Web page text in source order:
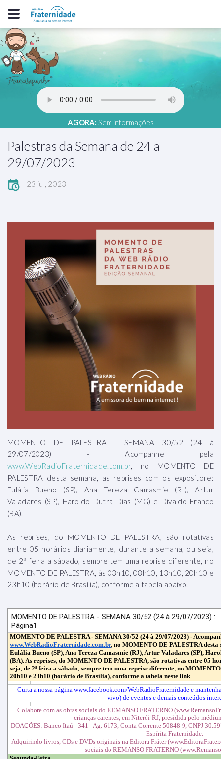
AGORA: Sem informações
Palestras da Semana de 24 a
29/07/2023
23 jul, 2023
MOMENTO DE PALESTRA - SEMANA 30/52 (24 à
29/07/2023) - Acompanhe pela
www.WebRadioFraternidade.com.br, no MOMENTO DE
PALESTRA desta semana, as reprises com os expositore:
Eulália Bueno (SP), Ana Tereza Camasmie (RJ), Artur
Valadares (SP), Haroldo Dutra Dias (MG) e Divaldo Franco
(BA).
As reprises, do MOMENTO DE PALESTRA, são rotativas
entre 05 horários diariamente, durante a semana, ou seja,
de 2ª feira a sábado, sempre tem uma reprise diferente, no
MOMENTO DE PALESTRA, às 03h10, 08h10, 13h10, 20h10 e
23h10 (horário de Brasília), conforme a tabela abaixo.